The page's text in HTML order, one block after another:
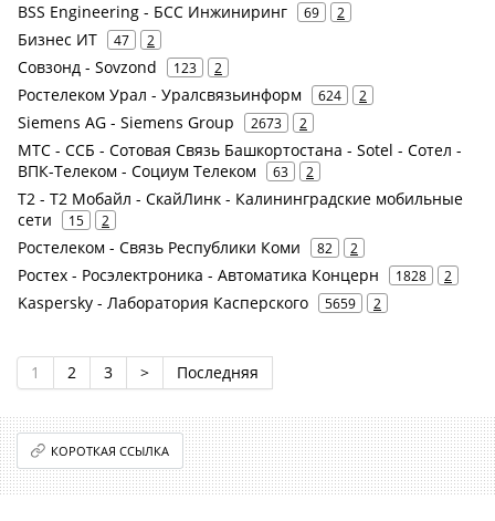
BSS Engineering - БСС Инжиниринг 69 2
Бизнес ИТ 47 2
Совзонд - Sovzond 123 2
Ростелеком Урал - Уралсвязьинформ 624 2
Siemens AG - Siemens Group 2673 2
МТС - ССБ - Сотовая Связь Башкортостана - Sotel - Сотел -
ВПК-Телеком - Социум Телеком
63 2
Т2 - Т2 Мобайл - СкайЛинк - Калининградские мобильные
сети
15 2
Ростелеком - Связь Республики Коми 82 2
Ростех - Росэлектроника - Автоматика Концерн 1828 2
Kaspersky - Лаборатория Касперского 5659 2
1 2 3 > Последняя
КОРОТКАЯ ССЫЛКА